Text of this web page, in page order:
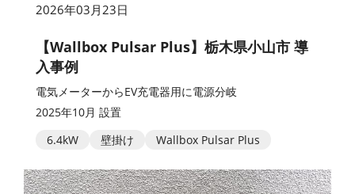
2026年03月23日
【Wallbox Pulsar Plus】栃木県小山市 導
入事例
電気メーターからEV充電器用に電源分岐
2025年10月 設置
6.4kW
壁掛け Wallbox Pulsar Plus